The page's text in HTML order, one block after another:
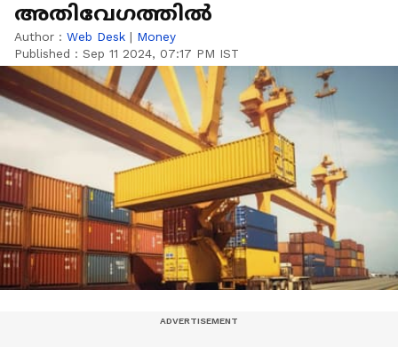
അതിവേഗത്തിൽ
Author : Web Desk | Money
Published : Sep 11 2024, 07:17 PM IST